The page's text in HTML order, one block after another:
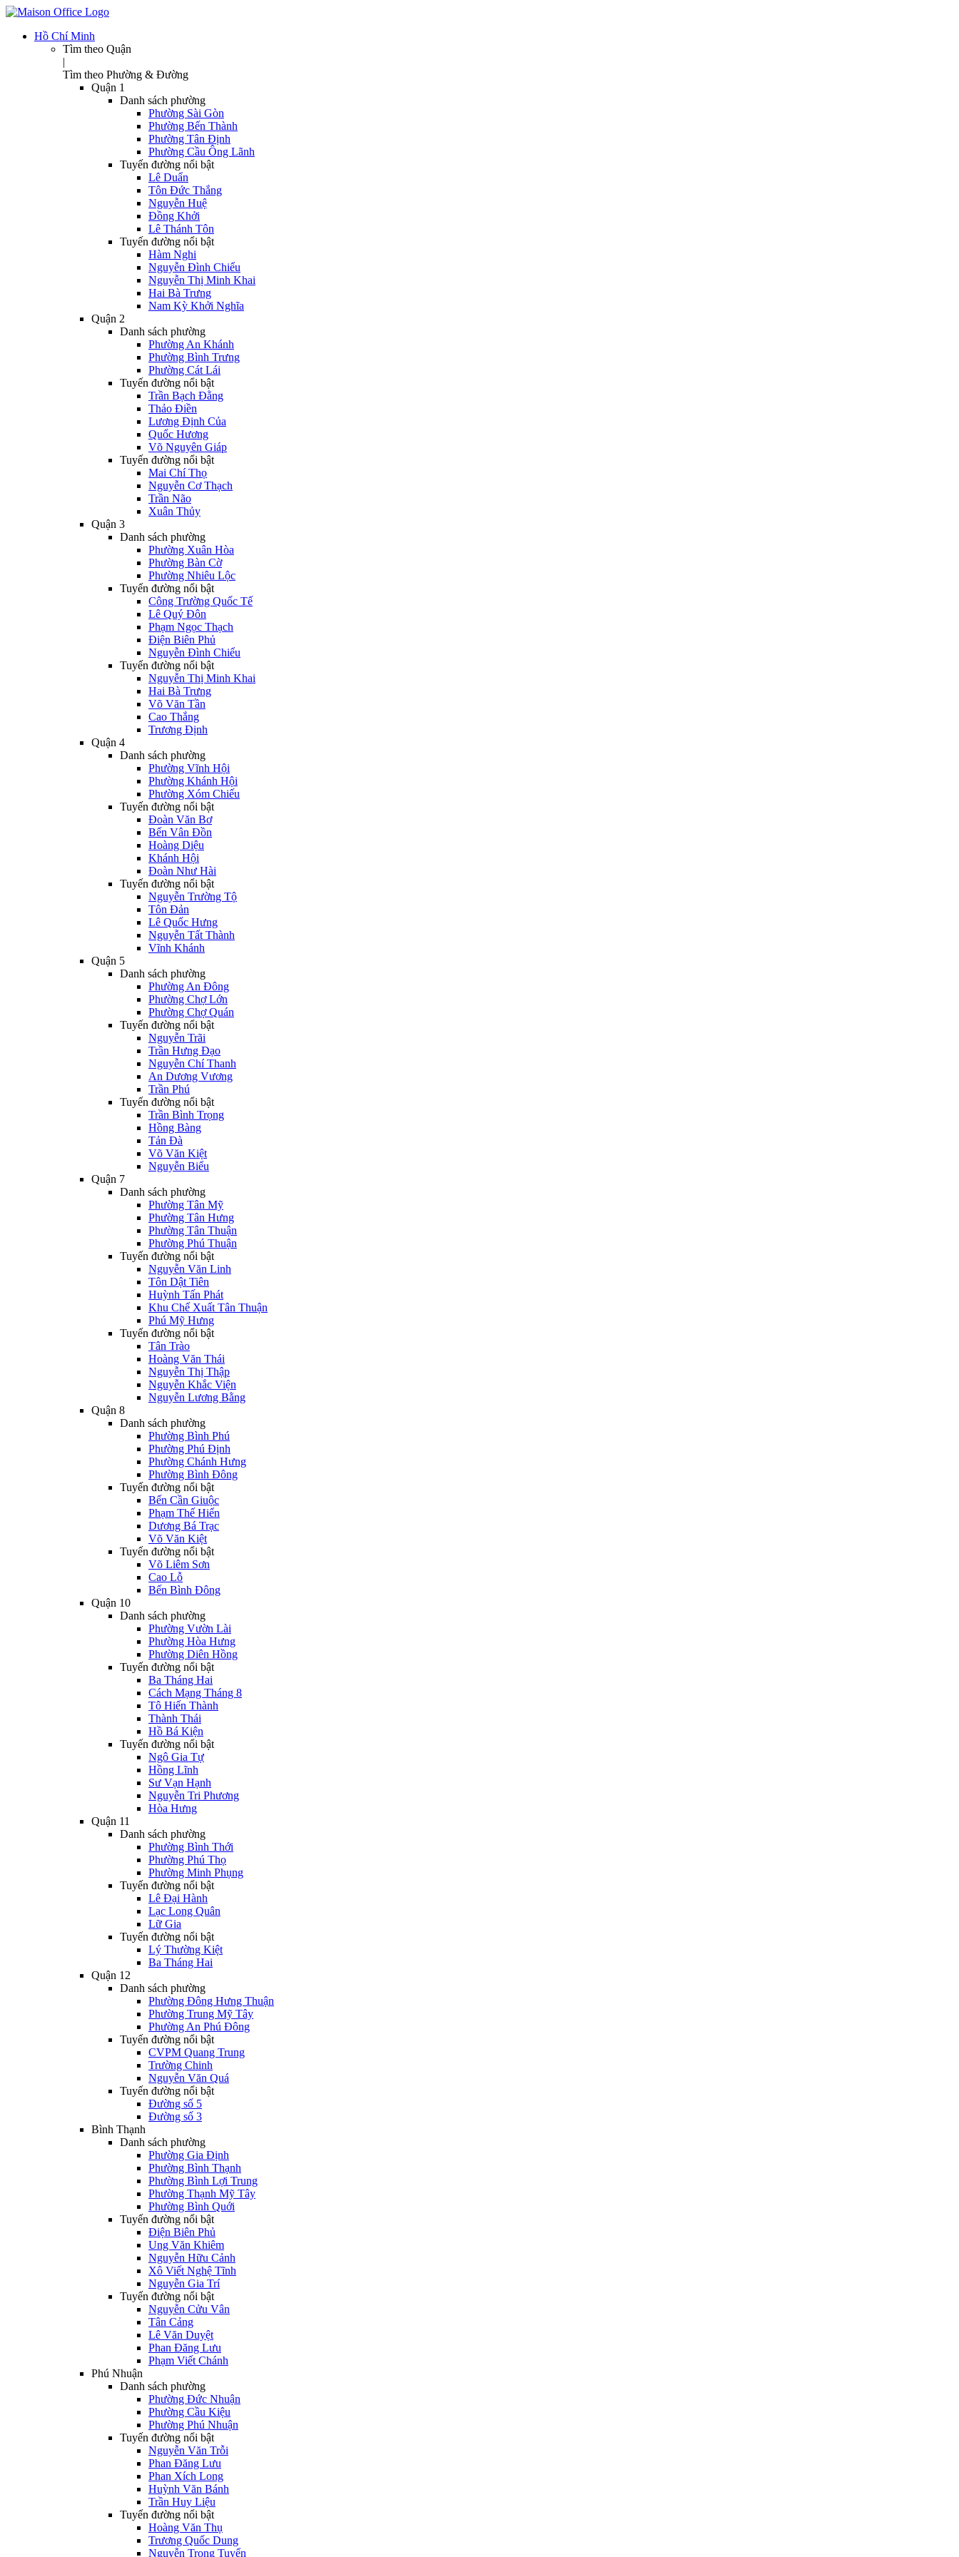
Hồ Chí Minh
Tìm theo Quận
|
Tìm theo Phường & Đường
Quận 1
Danh sách phường
Phường Sài Gòn
Phường Bến Thành
Phường Tân Định
Phường Cầu Ông Lãnh
Tuyến đường nổi bật
Lê Duẩn
Tôn Đức Thắng
Nguyễn Huệ
Đồng Khởi
Lê Thánh Tôn
Tuyến đường nổi bật
Hàm Nghi
Nguyễn Đình Chiểu
Nguyễn Thị Minh Khai
Hai Bà Trưng
Nam Kỳ Khởi Nghĩa
Quận 2
Danh sách phường
Phường An Khánh
Phường Bình Trưng
Phường Cát Lái
Tuyến đường nổi bật
Trần Bạch Đằng
Thảo Điền
Lương Định Của
Quốc Hương
Võ Nguyên Giáp
Tuyến đường nổi bật
Mai Chí Thọ
Nguyễn Cơ Thạch
Trần Não
Xuân Thủy
Quận 3
Danh sách phường
Phường Xuân Hòa
Phường Bàn Cờ
Phường Nhiêu Lộc
Tuyến đường nổi bật
Công Trường Quốc Tế
Lê Quý Đôn
Phạm Ngọc Thạch
Điện Biên Phủ
Nguyễn Đình Chiểu
Tuyến đường nổi bật
Nguyễn Thị Minh Khai
Hai Bà Trưng
Võ Văn Tần
Cao Thắng
Trương Định
Quận 4
Danh sách phường
Phường Vĩnh Hội
Phường Khánh Hội
Phường Xóm Chiếu
Tuyến đường nổi bật
Đoàn Văn Bơ
Bến Vân Đồn
Hoàng Diệu
Khánh Hội
Đoàn Như Hài
Tuyến đường nổi bật
Nguyễn Trường Tộ
Tôn Đản
Lê Quốc Hưng
Nguyễn Tất Thành
Vĩnh Khánh
Quận 5
Danh sách phường
Phường An Đông
Phường Chợ Lớn
Phường Chợ Quán
Tuyến đường nổi bật
Nguyễn Trãi
Trần Hưng Đạo
Nguyễn Chí Thanh
An Dương Vương
Trần Phú
Tuyến đường nổi bật
Trần Bình Trọng
Hồng Bàng
Tản Đà
Võ Văn Kiệt
Nguyễn Biểu
Quận 7
Danh sách phường
Phường Tân Mỹ
Phường Tân Hưng
Phường Tân Thuận
Phường Phú Thuận
Tuyến đường nổi bật
Nguyễn Văn Linh
Tôn Dật Tiên
Huỳnh Tấn Phát
Khu Chế Xuất Tân Thuận
Phú Mỹ Hưng
Tuyến đường nổi bật
Tân Trào
Hoàng Văn Thái
Nguyễn Thị Thập
Nguyễn Khắc Viện
Nguyễn Lương Bằng
Quận 8
Danh sách phường
Phường Bình Phú
Phường Phú Định
Phường Chánh Hưng
Phường Bình Đông
Tuyến đường nổi bật
Bến Cần Giuộc
Phạm Thế Hiển
Dương Bá Trạc
Võ Văn Kiệt
Tuyến đường nổi bật
Võ Liêm Sơn
Cao Lỗ
Bến Bình Đông
Quận 10
Danh sách phường
Phường Vườn Lài
Phường Hòa Hưng
Phường Diên Hồng
Tuyến đường nổi bật
Ba Tháng Hai
Cách Mạng Tháng 8
Tô Hiến Thành
Thành Thái
Hồ Bá Kiện
Tuyến đường nổi bật
Ngô Gia Tự
Hồng Lĩnh
Sư Vạn Hạnh
Nguyễn Tri Phương
Hòa Hưng
Quận 11
Danh sách phường
Phường Bình Thới
Phường Phú Thọ
Phường Minh Phụng
Tuyến đường nổi bật
Lê Đại Hành
Lạc Long Quân
Lữ Gia
Tuyến đường nổi bật
Lý Thường Kiệt
Ba Tháng Hai
Quận 12
Danh sách phường
Phường Đông Hưng Thuận
Phường Trung Mỹ Tây
Phường An Phú Đông
Tuyến đường nổi bật
CVPM Quang Trung
Trường Chinh
Nguyễn Văn Quá
Tuyến đường nổi bật
Đường số 5
Đường số 3
Bình Thạnh
Danh sách phường
Phường Gia Định
Phường Bình Thạnh
Phường Bình Lợi Trung
Phường Thạnh Mỹ Tây
Phường Bình Quới
Tuyến đường nổi bật
Điện Biên Phủ
Ung Văn Khiêm
Nguyễn Hữu Cảnh
Xô Viết Nghệ Tĩnh
Nguyễn Gia Trí
Tuyến đường nổi bật
Nguyễn Cửu Vân
Tân Cảng
Lê Văn Duyệt
Phan Đăng Lưu
Phạm Viết Chánh
Phú Nhuận
Danh sách phường
Phường Đức Nhuận
Phường Cầu Kiệu
Phường Phú Nhuận
Tuyến đường nổi bật
Nguyễn Văn Trỗi
Phan Đăng Lưu
Phan Xích Long
Huỳnh Văn Bánh
Trần Huy Liệu
Tuyến đường nổi bật
Hoàng Văn Thụ
Trương Quốc Dung
Nguyễn Trọng Tuyển